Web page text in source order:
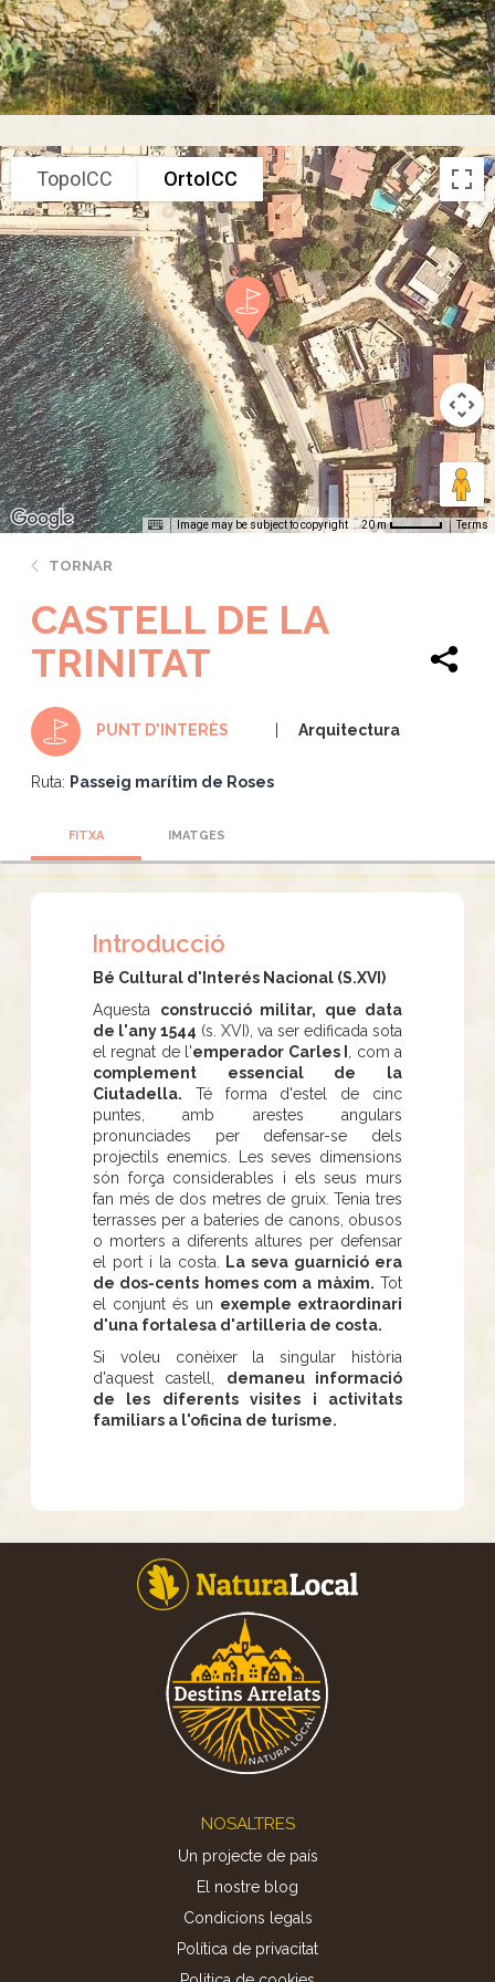
TopoICC OrtoICC
Image may be subject to copyright 20 m Terms
TORNAR
CASTELL DE LA
TRINITAT
PUNT D'INTERÈS Arquitectura
Ruta: Passeig marítim de Roses
FITXA IMATGES
Introducció
Bé Cultural d'Interés Nacional (S.XVI)
Aquesta construcció militar, que data
de l'any 1544 (s. XVI), va ser edificada sota
el regnat de l'emperador Carles I
, com a
complement essencial de la
Ciutadella. Té forma d'estel de cinc
puntes, amb arestes angulars
pronunciades per defensar-se dels
projectils enemics. Les seves dimensions
són força considerables i els seus murs
fan més de dos metres de gruix. Tenia tres
terrasses per a bateries de canons, obusos
o morters a diferents altures per defensar
el port i la costa.
La seva guarnició era
de dos-cents homes com a màxim. Tot
el conjunt és un exemple extraordinari
d'una fortalesa d'artilleria de costa.
Si voleu conèixer la singular història
d'aquest castell, demaneu informació
de les diferents visites i activitats
familiars a l'oficina de turisme.
NOSALTRES
Un projecte de país
El nostre blog
Condicions legals
Política de privacitat